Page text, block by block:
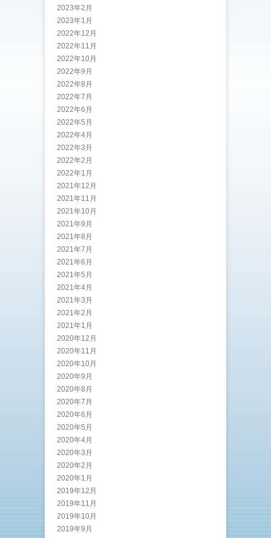
2023年2月
2023年1月
2022年12月
2022年11月
2022年10月
2022年9月
2022年8月
2022年7月
2022年6月
2022年5月
2022年4月
2022年3月
2022年2月
2022年1月
2021年12月
2021年11月
2021年10月
2021年9月
2021年8月
2021年7月
2021年6月
2021年5月
2021年4月
2021年3月
2021年2月
2021年1月
2020年12月
2020年11月
2020年10月
2020年9月
2020年8月
2020年7月
2020年6月
2020年5月
2020年4月
2020年3月
2020年2月
2020年1月
2019年12月
2019年11月
2019年10月
2019年9月